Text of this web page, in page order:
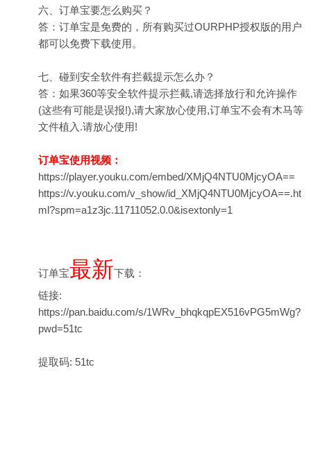
六、订单宝要怎么购买？
答：订单宝是免费的，所有购买过OURPHP授权版的用户
都可以免费下载使用。
七、碰到安全软件有拦截提示怎么办？
答：如果360等安全软件提示拦截,请选择放行和允许操作
(这些有可能是误报!),请大家放心使用,订单宝不会有木马等
文件植入.请放心使用!
订单宝使用视频：
https://player.youku.com/embed/XMjQ4NTU0MjcyOA==
https://v.youku.com/v_show/id_XMjQ4NTU0MjcyOA==.ht
ml?spm=a1z3jc.11711052.0.0&isextonly=1
订单宝最新下载：
链接:
https://pan.baidu.com/s/1WRv_bhqkqpEX516vPG5mWg?
pwd=51tc
提取码: 51tc